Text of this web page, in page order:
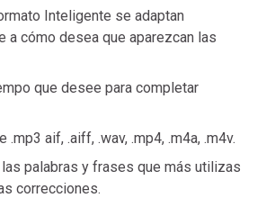
Inteligente se adaptan
a cómo desea que aparezcan las
que desee para completar
.mp3 aif, .aiff, .wav, .mp4, .m4a, .m4v.
las palabras y frases que más utilizas
correcciones.